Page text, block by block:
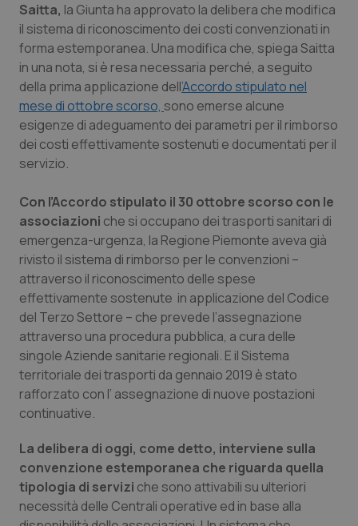
Emilia-Romagna
Friuli Venezia Giulia
Lazio
Liguria
Marche
Molise
Piemonte
Provincia Autonoma di Bolzano
Provincia Autonoma di Trento
Sardegna
Sicilia
Colesterolo & coronaropatie
Dermatite Atopica
Diabete & glucometri
Disturbi dell’umore
Donna & Salute
Epatiti
HIV
Infezioni & Febbre
Ipertensione & Scompenso
Malattia di Crohn & Rettocolite Ulcerosa
Neuroscienze & patologie neurodegenerative
Saitta, la Giunta ha approvato la delibera che modifica
il sistema di riconoscimento dei costi convenzionati in
forma estemporanea. Una modifica che, spiega Saitta
in una nota, si è resa necessaria perché, a seguito
della prima applicazione dell’Accordo stipulato nel
mese di ottobre scorso, sono emerse alcune
esigenze di adeguamento dei parametri per il rimborso
dei costi effettivamente sostenuti e documentati per il
servizio.
Con l’Accordo stipulato il 30 ottobre scorso con le
associazioni che si occupano dei trasporti sanitari di
emergenza-urgenza, la Regione Piemonte aveva già
rivisto il sistema di rimborso per le convenzioni –
attraverso il riconoscimento delle spese
effettivamente sostenute in applicazione del Codice
del Terzo Settore – che prevede l’assegnazione
attraverso una procedura pubblica, a cura delle
singole Aziende sanitarie regionali. E il Sistema
territoriale dei trasporti da gennaio 2019 è stato
rafforzato con l’ assegnazione di nuove postazioni
continuative.
La delibera di oggi, come detto, interviene sulla
convenzione estemporanea che riguarda quella
tipologia di servizi che sono attivabili su ulteriori
necessità delle Centrali operative ed in base alla